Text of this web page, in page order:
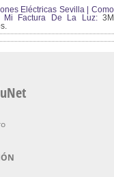
Eléctricas Sevilla | Como
Mi Factura De La Luz:3M